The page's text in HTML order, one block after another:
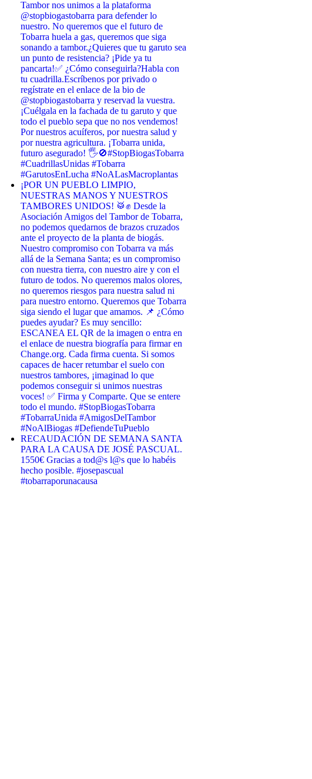
Tambor nos unimos a la plataforma
@stopbiogastobarra para defender lo
nuestro. No queremos que el futuro de
Tobarra huela a gas, queremos que siga
sonando a tambor. ​¿Quieres que tu garuto sea
un punto de resistencia? ¡Pide ya tu
pancarta! ​✅ ¿Cómo conseguirla? ​Habla con
tu cuadrilla. ​Escríbenos por privado o
regístrate en el enlace de la bio de
@stopbiogastobarra y reservad la vuestra. ​
¡Cuélgala en la fachada de tu garuto y que
todo el pueblo sepa que no nos vendemos! ​
Por nuestros acuíferos, por nuestra salud y
por nuestra agricultura. ¡Tobarra unida,
futuro asegurado! 🖐️🚫 ​#StopBiogasTobarra
#CuadrillasUnidas #Tobarra
#GarutosEnLucha #NoALasMacroplantas
¡POR UN PUEBLO LIMPIO,
NUESTRAS MANOS Y NUESTROS
TAMBORES UNIDOS! 🥁✊ Desde la
Asociación Amigos del Tambor de Tobarra,
no podemos quedarnos de brazos cruzados
ante el proyecto de la planta de biogás.
Nuestro compromiso con Tobarra va más
allá de la Semana Santa; es un compromiso
con nuestra tierra, con nuestro aire y con el
futuro de todos. No queremos malos olores,
no queremos riesgos para nuestra salud ni
para nuestro entorno. Queremos que Tobarra
siga siendo el lugar que amamos. 📌 ¿Cómo
puedes ayudar? Es muy sencillo:
ESCANEA EL QR de la imagen o entra en
el enlace de nuestra biografía para firmar en
Change.org. Cada firma cuenta. Si somos
capaces de hacer retumbar el suelo con
nuestros tambores, ¡imaginad lo que
podemos conseguir si unimos nuestras
voces! ✅ Firma y Comparte. Que se entere
todo el mundo. #StopBiogasTobarra
#TobarraUnida #AmigosDelTambor
#NoAlBiogas #DefiendeTuPueblo
RECAUDACIÓN DE SEMANA SANTA
PARA LA CAUSA DE JOSÉ PASCUAL.
1550€ Gracias a tod@s l@s que lo habéis
hecho posible. #josepascual
#tobarraporunacausa